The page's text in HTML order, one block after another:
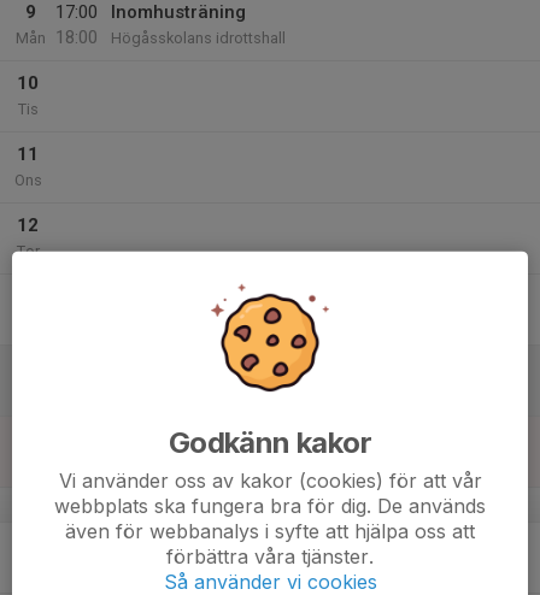
9
Mån
17:00
18:00
Inomhusträning
Högåsskolans idrottshall
10
Tis
11
Ons
12
Tor
v.12
17:00
Inomhusträning
Högåsskolans idrottshall
Godkänn kakor
Vi använder oss av kakor (cookies) för att vår
webbplats ska fungera bra för dig. De används
även för webbanalys i syfte att hjälpa oss att
förbättra våra tjänster.
Så använder vi cookies